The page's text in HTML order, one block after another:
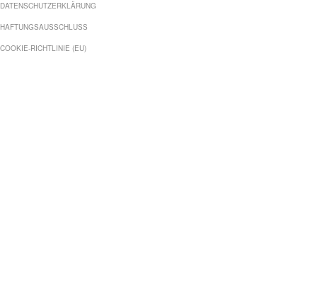
DATENSCHUTZERKLÄRUNG
HAFTUNGSAUSSCHLUSS
COOKIE-RICHTLINIE (EU)